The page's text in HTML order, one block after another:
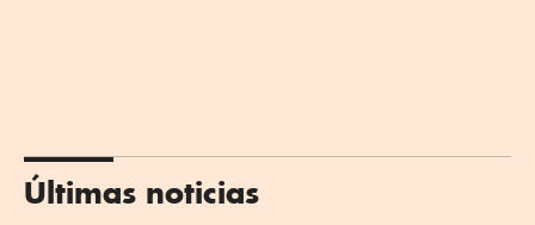
Últimas noticias